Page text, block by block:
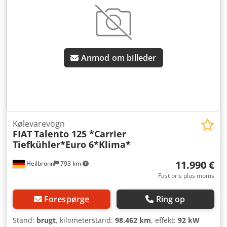
driftstemperatur -20°C, første registrering 2017, manuel
gearkasse med 6 gear + bak, samlet længde 5.540 mm,
totalvægt 3.040 kg, nyttelast 890 kg, klimaanlæg, ABS,
fartpilot, Euro6, centrallås, elektriske vinduer og spejle,
radio, 390.000 km, god stand. Dksdjup T Tmjpfx Af Tsr
Anmod om billeder
Heilbronn 793 km
Kølevarevogn
FIATTalento 125 *Carrier
Tiefkühler*Euro 6*Klima*
11.990 €
Fast pris plus moms
Forespørge Ring op
Stand: brugt, kilometerstand: 98.462 km, effekt: 92 kW